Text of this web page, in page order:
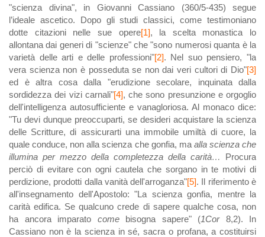
"scienza divina", in Giovanni Cassiano (360/5-435) segue
l’ideale ascetico. Dopo gli studi classici, come testimoniano
dotte citazioni nelle sue opere[1], la scelta monastica lo
allontana dai generi di "scienze" che "sono numerosi quanta è la
varietà delle arti e delle professioni"[2]. Nel suo pensiero, "la
vera scienza non è posseduta se non dai veri cultori di Dio"[3]
ed è altra cosa dalla "erudizione secolare, inquinata dalla
sordidezza dei vizi carnali"[4], che sono presunzione e orgoglio
dell'intelligenza autosufficiente e vanagloriosa. Al monaco dice:
"Tu devi dunque preoccuparti, se desideri acquistare la scienza
delle Scritture, di assicurarti una immobile umiltà di cuore, la
quale conduce, non alla scienza che gonfia, ma alla scienza che
illumina per mezzo della completezza della carità…
Procura
perciò di evitare con ogni cautela che sorgano in te motivi di
perdizione, prodotti dalla vanità dell'arroganza"[5]. Il riferimento è
all'insegnamento dell'Apostolo: "La scienza gonfia, mentre la
carità edifica. Se qualcuno crede di sapere qualche cosa, non
ha ancora imparato comebisogna sapere" (1Cor8,2). In
Cassiano non è la scienza in sé, sacra o profana, a costituirsi